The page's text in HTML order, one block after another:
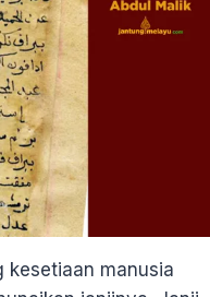
kesetiaan manusia